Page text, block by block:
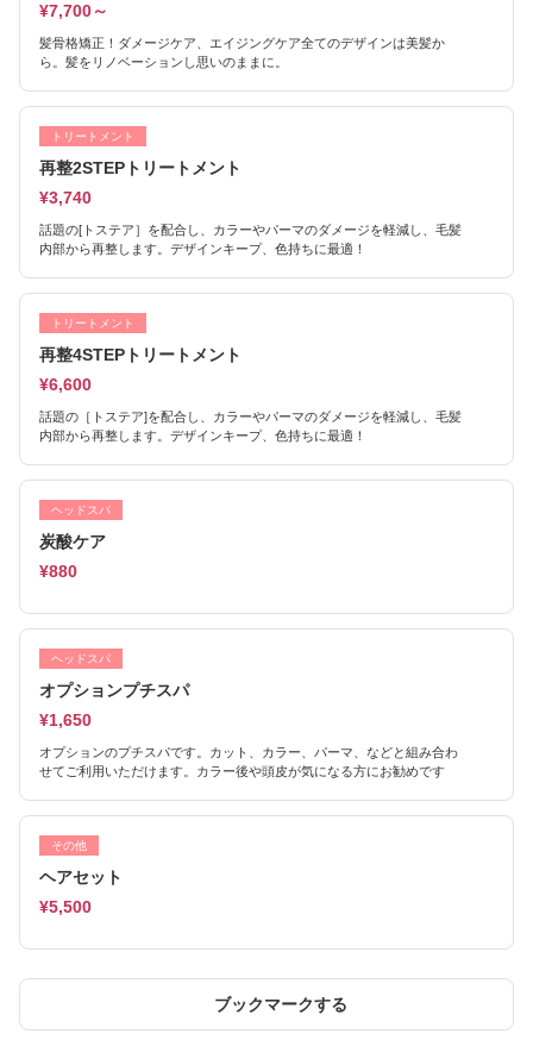
¥7,700～
髪骨格矯正！ダメージケア、エイジングケア全てのデザインは美髪か
ら。髪をリノベーションし思いのままに。
トリートメント
再整2STEPトリートメント
¥3,740
話題の[トステア］を配合し、カラーやパーマのダメージを軽減し、毛髪
内部から再整します。デザインキープ、色持ちに最適！
トリートメント
再整4STEPトリートメント
¥6,600
話題の［トステア]を配合し、カラーやパーマのダメージを軽減し、毛髪
内部から再整します。デザインキープ、色持ちに最適！
ヘッドスパ
炭酸ケア
¥880
ヘッドスパ
オプションプチスパ
¥1,650
オプションのプチスパです。カット、カラー、パーマ、などと組み合わ
せてご利用いただけます。カラー後や頭皮が気になる方にお勧めです
その他
ヘアセット
¥5,500
ブックマークする